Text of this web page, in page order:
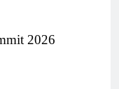
2026